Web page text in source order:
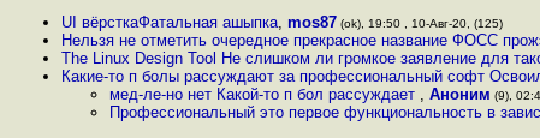
UI вёрсткаФатальная ашыпка, mos87 (ok), 19:50 , 10-Авг-20, (125)
Нельзя не отметить очередное прекрасное название ФОСС
The Linux Design Tool Не слишком ли громкое заявление для
Какие-то п болы рассуждают за профессиональный софт
мед-ле-но нет Какой-то п бол рассуждает , Аноним (9),
Профессиональный это первое функциональность в